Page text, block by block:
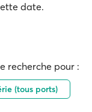
date.
recherche pour :
(tous ports)